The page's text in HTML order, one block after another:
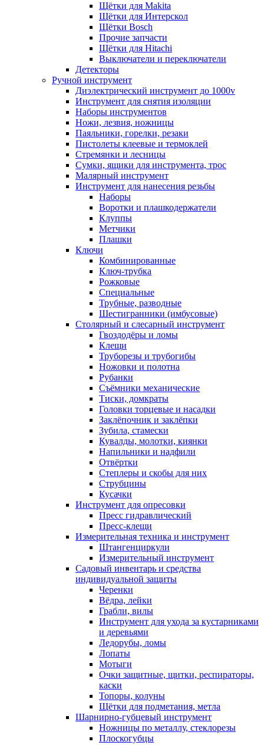
Щётки для Makita
Щётки для Интерскол
Щётки Bosch
Прочие запчасти
Щётки для Hitachi
Выключатели и переключатели
Детекторы
Ручной инструмент
Диэлектрический инструмент до 1000v
Инструмент для снятия изоляции
Наборы инструментов
Ножи, лезвия, ножницы
Паяльники, горелки, резаки
Пистолеты клеевые и термоклей
Стремянки и лесницы
Сумки, ящики для инструмента, трос
Малярный инструмент
Инструмент для нанесения резьбы
Наборы
Воротки и плашкодержатели
Клуппы
Метчики
Плашки
Ключи
Комбинированные
Ключ-трубка
Рожковые
Специальные
Трубные, разводные
Шестигранники (имбусовые)
Столярный и слесарный инструмент
Гвоздодёры и ломы
Клещи
Труборезы и трубогибы
Ножовки и полотна
Рубанки
Съёмники механические
Тиски, домкраты
Головки торцевые и насадки
Заклёпочник и заклёпки
Зубила, стамески
Кувалды, молотки, киянки
Напильники и надфили
Отвёртки
Степлеры и скобы для них
Струбцины
Кусачки
Инструмент для опресовки
Пресс гидравлический
Пресс-клещи
Измерительная техника и инструмент
Штангенциркули
Измерительный инструмент
Садовый инвентарь и средства
индивидуальной защиты
Черенки
Вёдра, лейки
Грабли, вилы
Инструмент для ухода за кустарниками
и деревьями
Ледорубы, ломы
Лопаты
Мотыги
Очки защитные, щитки, респираторы,
каски
Топоры, колуны
Щётки для подметания, метла
Шарнирно-губцевый инструмент
Ножницы по металлу, стеклорезы
Плоскогубцы